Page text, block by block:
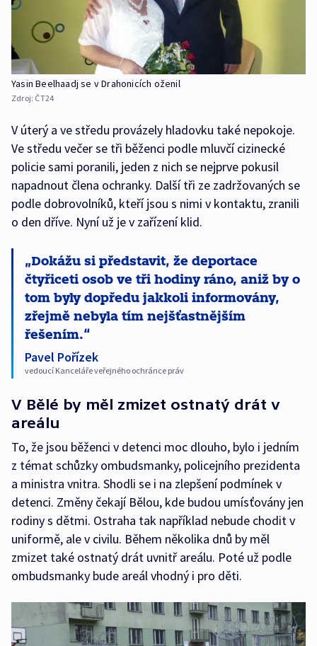
Yasin Beelhaadj se v Drahonicích oženil
Zdroj: ČT24
V úterý a ve středu provázely hladovku také nepokoje.
Ve středu večer se tři běženci podle mluvčí cizinecké
policie sami poranili, jeden z nich se nejprve pokusil
napadnout člena ochranky. Další tři ze zadržovaných se
podle dobrovolníků, kteří jsou s nimi v kontaktu, zranili
o den dříve. Nyní už je v zařízení klid.
Dokážu si představit, že deportace
čtyřiceti osob ve tři hodiny ráno, aniž by o
tom byly dopředu jakkoli informovány,
zřejmě nebyla tím nejšťastnějším
řešením.
Pavel Pořízek
vedoucí Kanceláře veřejného ochránce práv
V Bělé by měl zmizet ostnatý drát v
areálu
To, že jsou běženci v detenci moc dlouho, bylo i jedním
z témat schůzky ombudsmanky, policejního prezidenta
a ministra vnitra. Shodli se i na zlepšení podmínek v
detenci. Změny čekají Bělou, kde budou umísťovány jen
rodiny s dětmi. Ostraha tak například nebude chodit v
uniformě, ale v civilu. Během několika dnů by měl
zmizet také ostnatý drát uvnitř areálu. Poté už podle
ombudsmanky bude areál vhodný i pro děti.